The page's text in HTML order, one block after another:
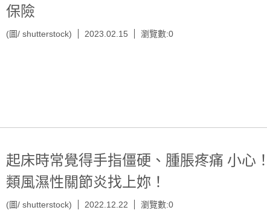
保險
(圖/ shutterstock) 2023.02.15 瀏覽數:0
起床時常覺得手指僵硬、腫脹疼痛 小心！
類風濕性關節炎找上妳！
(圖/ shutterstock) 2022.12.22 瀏覽數:0